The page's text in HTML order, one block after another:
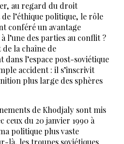
au regard du droit
l’éthique politique, le rôle
conféré un avantage
l’une des parties au conflit ?
la chaîne de
dans l’espace post-soviétique
accident : il s’inscrivit
plus large des sphères
de Khodjaly sont mis
ceux du 20 janvier 1990 à
politique plus vaste
là, les troupes soviétiques